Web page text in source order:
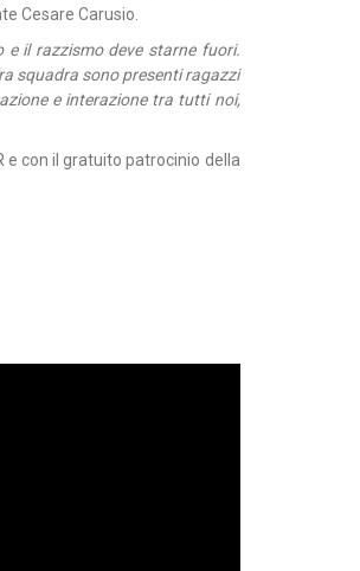
Cesare Carusio.
e il razzismo deve starne fuori.
squadra sono presenti ragazzi
e interazione tra tutti noi,
e con il gratuito patrocinio della